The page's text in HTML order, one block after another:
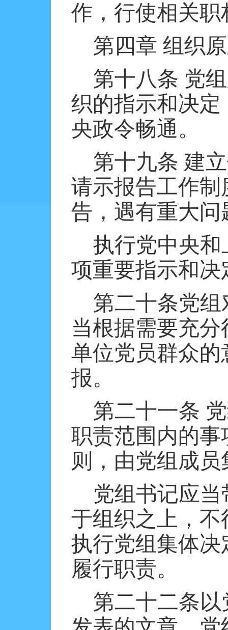
作，行使相关职
第四章 组织
第十八条 党
织的指示和决
央政令畅通。
第十九条 建
请示报告工作
告，遇有重大
执行党中央
项重要指示和
第二十条党
当根据需要充
单位党员群众
报。
第二十一条
职责范围内的
则，由党组成
党组书记应
于组织之上，
执行党组集体
履行职责。
第二十二条